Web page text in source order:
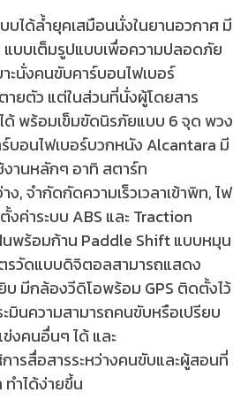
ได้ล้ำยุคเสมือนนั่งในยานอวกาศ มี
บบเต็มรูปแบบเพื่อความปลอดภัย
ะนั่งคนขับคาร์บอนไฟเบอร์
ยตัว แต่ในส่วนที่นั่งผู้โดยสาร
ด้ พร้อมเข็มขัดนิรภัยแบบ 6 จุด พวง
บอนไฟเบอร์บวกหนัง Alcantara มี
านหลักๆ อาทิ สตาร์ท
ง, จำกัดกัดความเร็วเวลาเข้าพิท, ไฟ
งค่าระบบ ABS และ Traction
พร้อมก้าน Paddle Shift แบบหมุน
รวัดแบบดิจิตอลสามารถแสดง
บ มีกล้องวีดิโอพร้อม GPS ติดตั้งไว้
ะมินความสามารถคนขับหรือเปรียบ
งคนอื่นๆ ได้ และ
ารสื่อสารระหว่างคนขับและผู้สอนที่
ำได้ง่ายขึ้น